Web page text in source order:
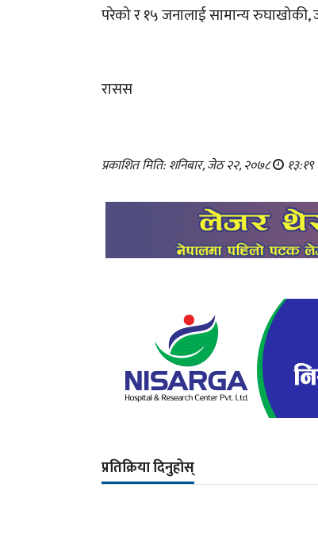
परेको र १५ जनालाई सामान्य
रासस
प्रकाशित मिति: शनिबार, जेठ २२, २०७८ १३:१९
प्रतिक्रिया दिनुहोस्